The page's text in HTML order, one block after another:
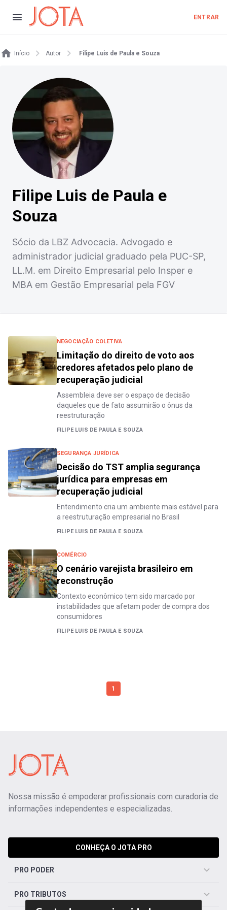
ENTRAR
Início Autor Filipe Luis de Paula e Souza
Filipe Luis de Paula e
Souza
Sócio da LBZ Advocacia. Advogado e
administrador judicial graduado pela PUC-SP,
LL.M. em Direito Empresarial pelo Insper e
MBA em Gestão Empresarial pela FGV
NEGOCIAÇÃO COLETIVA
Limitação do direito de voto aos
credores afetados pelo plano de
recuperação judicial
Assembleia deve ser o espaço de decisão
daqueles que de fato assumirão o ônus da
reestruturação
FILIPE LUIS DE PAULA E SOUZA
SEGURANÇA JURÍDICA
Decisão do TST amplia segurança
jurídica para empresas em
recuperação judicial
Entendimento cria um ambiente mais estável para
a reestruturação empresarial no Brasil
FILIPE LUIS DE PAULA E SOUZA
COMÉRCIO
O cenário varejista brasileiro em
reconstrução
Contexto econômico tem sido marcado por
instabilidades que afetam poder de compra dos
consumidores
FILIPE LUIS DE PAULA E SOUZA
1
Nossa missão é empoderar profissionais com curadoria de
informações independentes e especializadas.
CONHEÇA O JOTA PRO
PRO PODER
PRO TRIBUTOS